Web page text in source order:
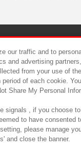
のご提供について カ
our traffic and to
and advertising
from your use of
of each cookie.
Share My Personal
signals , if you choose
to have consented
please manage
and close the banner.